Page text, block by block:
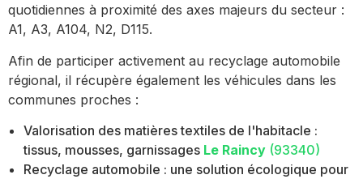
quotidiennes à proximité des axes majeurs du secteur :
A1, A3, A104, N2, D115.
Afin de participer activement au recyclage automobile
régional, il récupère également les véhicules dans les
communes proches :
Valorisation des matières textiles de l'habitacle :
tissus, mousses, garnissages Le Raincy (93340)
Recyclage automobile : une solution écologique pour